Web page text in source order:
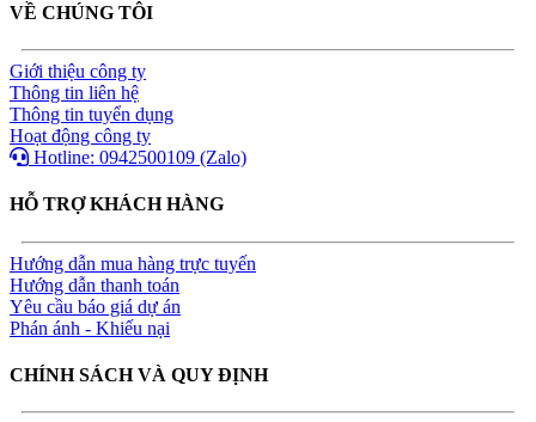
VỀ CHÚNG TÔI
Giới thiệu công ty
Thông tin liên hệ
Thông tin tuyển dụng
Hoạt động công ty
Hotline: 0942500109 (Zalo)
HỖ TRỢ KHÁCH HÀNG
Hướng dẫn mua hàng trực tuyến
Hướng dẫn thanh toán
Yêu cầu báo giá dự án
Phán ánh - Khiếu nại
CHÍNH SÁCH VÀ QUY ĐỊNH